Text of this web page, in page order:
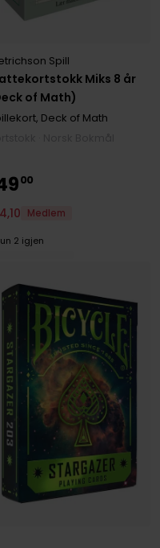
Miks 8 år
of Math)
Spill
Deck of Math
00
,10 Medlem
2 igjen